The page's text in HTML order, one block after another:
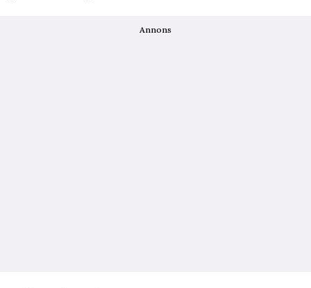
Annons